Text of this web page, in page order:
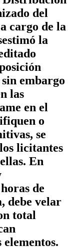
del
cargo de la
la
embargo
las
en el
o
se
licitantes
En
de
debe velar
total